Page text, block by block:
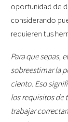
oportunidad de
considerando
requieren tus
Para que sepas,
sobreestimar la
ciento. Eso
los requisitos de
trabajar